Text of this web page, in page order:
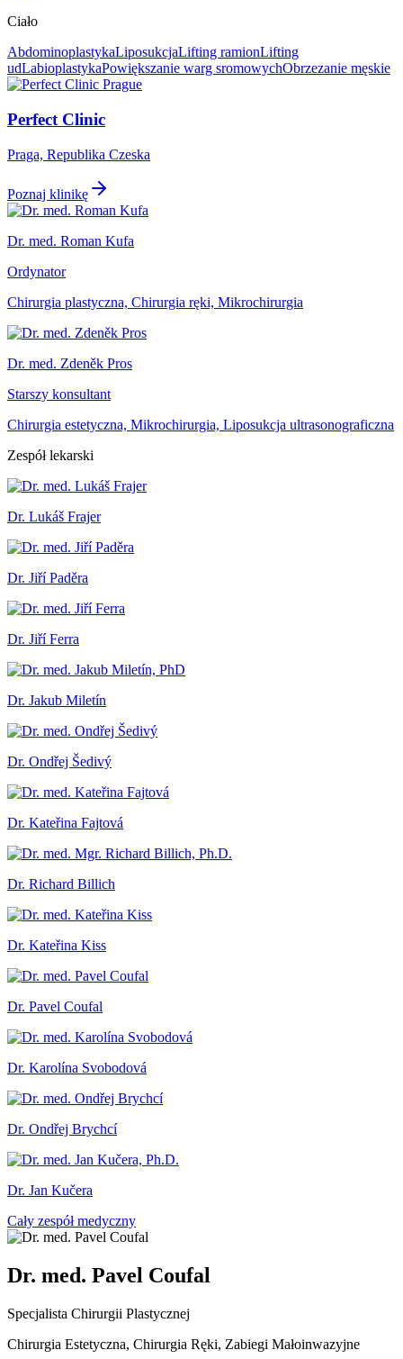
Ciało
AbdominoplastykaLiposukcjaLifting ramionLifting
udLabioplastykaPowiększanie warg sromowychObrzezanie męskie
Perfect Clinic
Praga, Republika Czeska
Poznaj klinikę
Dr. med. Roman Kufa
Ordynator
Chirurgia plastyczna, Chirurgia ręki, Mikrochirurgia
Dr. med. Zdeněk Pros
Starszy konsultant
Chirurgia estetyczna, Mikrochirurgia, Liposukcja ultrasonograficzna
Zespół lekarski
Dr. Lukáš Frajer
Dr. Jiří Paděra
Dr. Jiří Ferra
Dr. Jakub Miletín
Dr. Ondřej Šedivý
Dr. Kateřina Fajtová
Dr. Richard Billich
Dr. Kateřina Kiss
Dr. Pavel Coufal
Dr. Karolína Svobodová
Dr. Ondřej Brychcí
Dr. Jan Kučera
Cały zespół medyczny
Dr. med. Pavel Coufal
Specjalista Chirurgii Plastycznej
Chirurgia Estetyczna, Chirurgia Ręki, Zabiegi Małoinwazyjne